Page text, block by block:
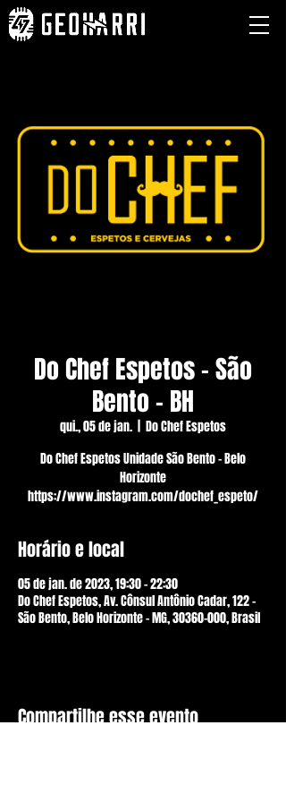
Do Chef Espetos - São
Bento - BH
qui., 05 de jan.
Do Chef Espetos
Do Chef Espetos Unidade São Bento - Belo
Horizonte
https://www.instagram.com/dochef_espeto/
Horário e local
05 de jan. de 2023, 19:30 – 22:30
Do Chef Espetos, Av. Cônsul Antônio Cadar, 122 -
São Bento, Belo Horizonte - MG, 30360-000, Brasil
Compartilhe esse evento